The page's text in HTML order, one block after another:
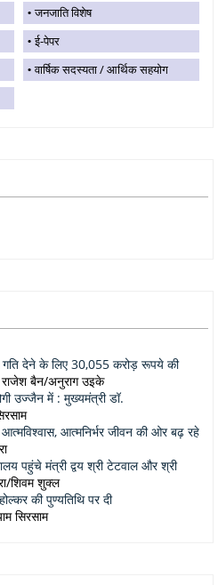
जनजाति विशेष
ई-पेपर
वार्षिक सदस्यता / आर्थिक सहयोग
देने के लिए 30,055 करोड़ रूपये की
बैन/अनुराग उइके
उज्जैन में : मुख्यमंत्री डॉ.
आत्मनिर्भर जीवन की ओर बढ़ रहे
पहुंचे मंत्री द्वय श्री टेटवाल और श्री
शिवम शुक्ल
की पुण्यतिथि पर दी
सिरसाम